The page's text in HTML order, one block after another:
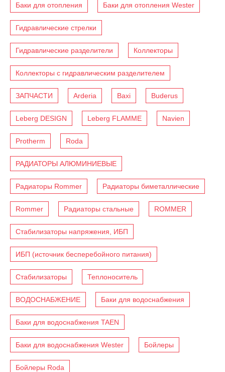
Баки для отопления Баки для отопления Wester
Гидравлические стрелки
Гидравлические разделители Коллекторы
Коллекторы с гидравлическим разделителем
ЗАПЧАСТИ Arderia Baxi Buderus
Leberg DESIGN Leberg FLAMME Navien
Protherm Roda
РАДИАТОРЫ АЛЮМИНИЕВЫЕ
Радиаторы Rommer Радиаторы биметаллические
Rommer Радиаторы стальные ROMMER
Стабилизаторы напряжения, ИБП
ИБП (источник бесперебойного питания)
Стабилизаторы Теплоноситель
ВОДОСНАБЖЕНИЕ Баки для водоснабжения
Баки для водоснабжения TAEN
Баки для водоснабжения Wester Бойлеры
Бойлеры Roda